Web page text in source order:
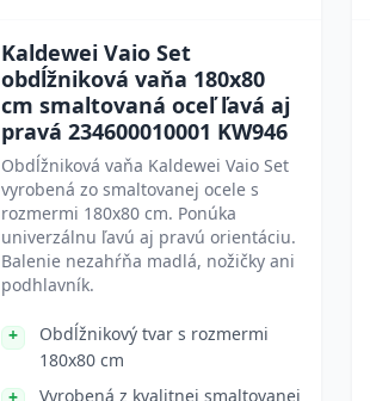
Kaldewei Vaio Set
obdĺžniková vaňa 180x80
cm smaltovaná oceľ ľavá aj
pravá 234600010001 KW946
Obdĺžniková vaňa Kaldewei Vaio Set
vyrobená zo smaltovanej ocele s
rozmermi 180x80 cm. Ponúka
univerzálnu ľavú aj pravú orientáciu.
Balenie nezahŕňa madlá, nožičky ani
podhlavník.
Obdĺžnikový tvar s rozmermi
180x80 cm
Vyrobená z kvalitnej smaltovanej